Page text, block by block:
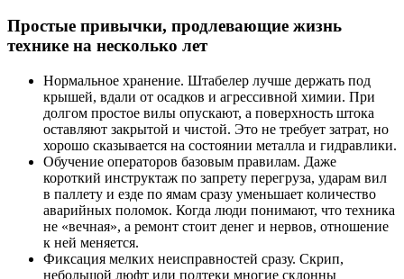
Простые привычки, продлевающие жизнь
технике на несколько лет
Нормальное хранение. Штабелер лучше держать под
крышей, вдали от осадков и агрессивной химии. При
долгом простое вилы опускают, а поверхность штока
оставляют закрытой и чистой. Это не требует затрат, но
хорошо сказывается на состоянии металла и гидравлики.
Обучение операторов базовым правилам. Даже
короткий инструктаж по запрету перегруза, ударам вил
в паллету и езде по ямам сразу уменьшает количество
аварийных поломок. Когда люди понимают, что техника
не «вечная», а ремонт стоит денег и нервов, отношение
к ней меняется.
Фиксация мелких неисправностей сразу. Скрип,
небольшой люфт или подтеки многие склонны